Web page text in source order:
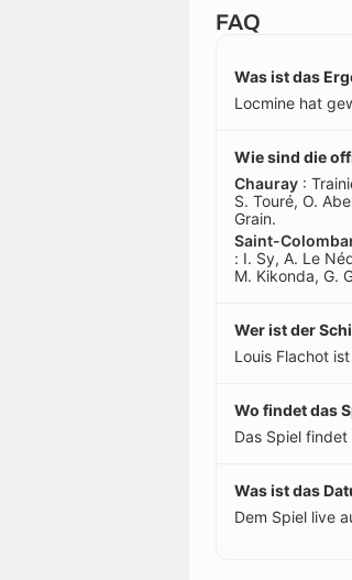
FAQ
Was ist das
Locmine hat
Wie sind die
Chauray :
S. Touré, O.
Grain.
Saint-
: I. Sy, A. Le
M. Kikonda, G.
Wer ist der
Louis Flachot
Wo findet das
Das Spiel
Was ist das
Dem Spiel live